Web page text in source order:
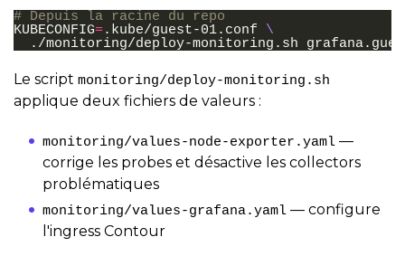
# Depuis la racine du repo
KUBECONFIG=.kube/guest-01.conf
\
./monitoring/deploy-monitoring.sh
Le script monitoring/deploy-monitoring.sh
applique deux fichiers de valeurs :
monitoring/values-node-exporter.yaml —
corrige les probes et désactive les collectors
problématiques
monitoring/values-grafana.yaml — configure
l'ingress Contour